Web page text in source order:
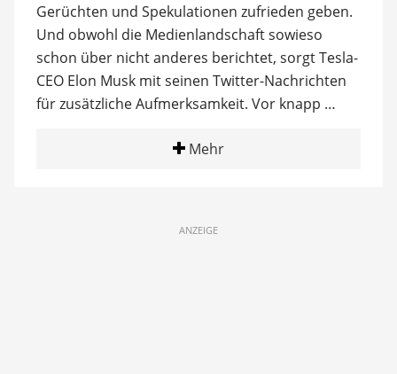
Gerüchten und Spekulationen zufrieden geben.
Und obwohl die Medienlandschaft sowieso
schon über nicht anderes berichtet, sorgt Tesla-
CEO Elon Musk mit seinen Twitter-Nachrichten
für zusätzliche Aufmerksamkeit. Vor knapp …
Mehr
ANZEIGE